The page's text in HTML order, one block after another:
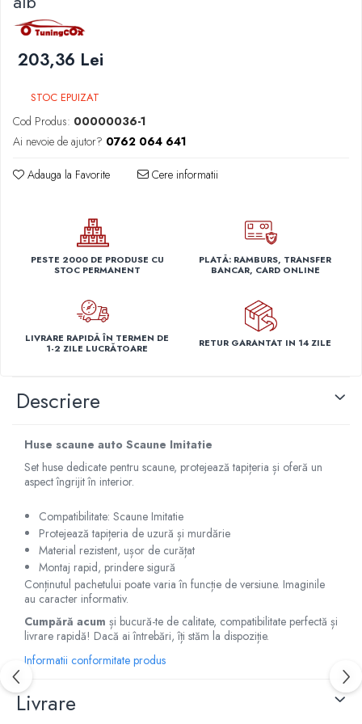
Pleoape ABS
Prezoane antifurt
Prize de aer
Stergatoare
Suporti numere
Suspensi auto
Capace janta Opel
Capace janta Peugeot
Capace janta Skoda
Capace jante Renault
Capace r13 Peugeot
Capace r13 Seat
Capace r13 Skoda
Capace r13 Toyota
Capace r13 Volvo
Capace r13 VW
Capace r14 Chevrolet
Capace r14 Dacia
Capace r14 Ford
Capace r14 Kia
Capace r14 Mazda
Capace r14 Mitsubishi
Capace r14 Opel
Capace r14 Skoda
Capace r14 Toyota
Capace r14 Volvo
Capace roti marimea 15'
Capace r15 Alfa Romeo
Capace r15 Audi
Capace r15 BMW
Capace r15 Citroen
Capace r15 Dacia
Capace r15 Daewo
Capace r15 Ford
Ornamente & Embleme VW
Covorase Seat
Covorase Skoda
Covorase Suzuki
Covorase Volvo
Covorase VW
Covorase Skoda
Covorase VW
203,36 Lei
STOC EPUIZAT
Cod Produs: 00000036-1
Ai nevoie de ajutor? 0762 064 641
Adauga la Favorite Cere informatii
PESTE 2000 DE PRODUSE CU
STOC PERMANENT
PLATĂ: RAMBURS, TRANSFER
BANCAR, CARD ONLINE
LIVRARE RAPIDĂ ÎN TERMEN DE
1-2 ZILE LUCRĂTOARE
RETUR GARANTAT IN 14 ZILE
Descriere
Huse scaune auto Scaune Imitatie
Set huse dedicate pentru scaune, protejează tapițeria și oferă un
aspect îngrijit în interior.
Compatibilitate: Scaune Imitatie
Protejează tapițeria de uzură și murdărie
Material rezistent, ușor de curățat
Montaj rapid, prindere sigură
Conținutul pachetului poate varia în funcție de versiune. Imaginile
au caracter informativ.
Cumpără acum și bucură-te de calitate, compatibilitate perfectă și
livrare rapidă! Dacă ai întrebări, îți stăm la dispoziție.
Informatii conformitate produs
Livrare